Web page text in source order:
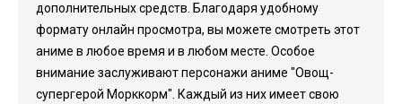
дополнительных средств. Благодаря удобному
формату онлайн просмотра, вы можете смотреть этот
аниме в любое время и в любом месте. Особое
внимание заслуживают персонажи аниме "Овощ-
супергерой Морккорм". Каждый из них имеет свою